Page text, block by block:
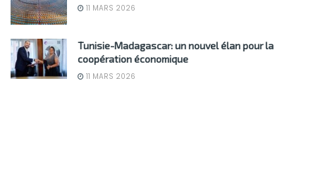
11 MARS 2026
Tunisie-Madagascar: un nouvel élan pour la
coopération économique
11 MARS 2026